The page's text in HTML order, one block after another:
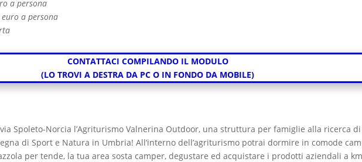
a persona
a persona
CONTATTACI COMPILANDO IL MODULO
(LO TROVI A DESTRA DA PC O IN FONDO DA MOBILE)
Spoleto-Norcia l’Agriturismo Valnerina Outdoor, una struttura per famiglie alla ricerca
di Sport e Natura in Umbria! All’interno dell’agriturismo potrai dormire in comode
per tende, la tua area sosta camper, degustare ed acquistare i prodotti aziendali a